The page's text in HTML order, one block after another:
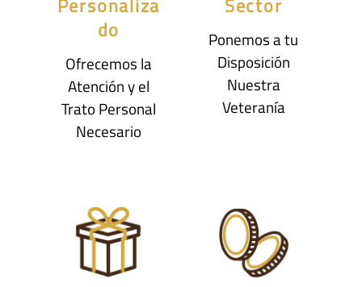
Personaliza
do
Ofrecemos la
Atención y el
Trato Personal
Necesario
Sector
Ponemos a tu
Disposición
Nuestra
Veteranía